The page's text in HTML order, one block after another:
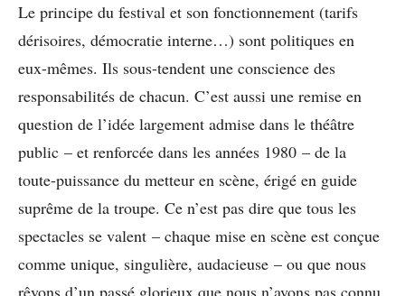
Le principe du festival et son fonctionnement (tarifs
dérisoires, démocratie interne…) sont politiques en
eux-mêmes. Ils sous-tendent une conscience des
responsabilités de chacun. C’est aussi une remise en
question de l’idée largement admise dans le théâtre
public – et renforcée dans les années 1980 – de la
toute-puissance du metteur en scène, érigé en guide
suprême de la troupe. Ce n’est pas dire que tous les
spectacles se valent – chaque mise en scène est conçue
comme unique, singulière, audacieuse – ou que nous
rêvons d’un passé glorieux que nous n’avons pas connu.